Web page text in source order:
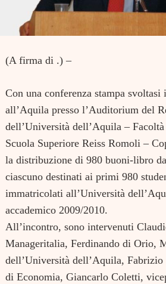
(A firma di .) –
Con una conferenza stampa
all’Aquila presso l’Auditorium del
dell’Università dell’Aquila –
Scuola Superiore Reiss Romoli –
la distribuzione di 980 buoni-libro
ciascuno destinati ai primi 980
immatricolati all’Università
accademico 2009/2010.
All’incontro, sono intervenuti
Manageritalia, Ferdinando di Orio,
dell’Università dell’Aquila,
di Economia, Giancarlo Coletti,